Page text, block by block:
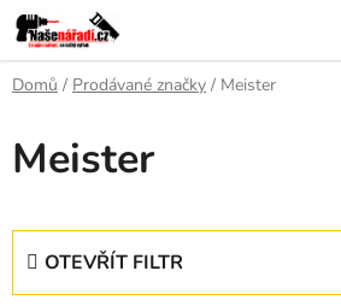
Přejít
na
obsah
Domů / Prodávané značky / Meister
Meister
OTEVŘÍT FILTR